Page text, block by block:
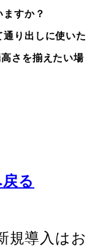
すか？
り出しに使いた
さを揃えたい場
る
規導入はお